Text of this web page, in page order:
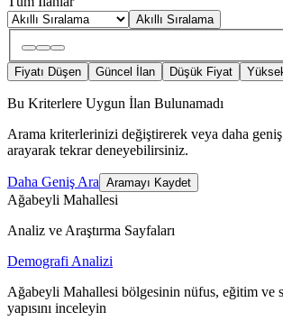
Akıllı Sıralama
Fiyatı Düşen Güncel İlan Düşük Fiyat
Bu Kriterlere Uygun İlan Bulunamadı
Arama kriterlerinizi değiştirerek veya daha
arayarak tekrar deneyebilirsiniz.
Daha Geniş Ara Aramayı Kaydet
Ağabeyli Mahallesi
Analiz ve Araştırma Sayfaları
Demografi Analizi
Ağabeyli Mahallesi bölgesinin nüfus, eğitim ve
yapısını inceleyin